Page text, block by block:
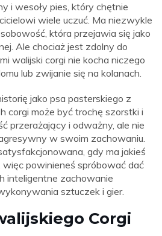
i wesoły pies, który chętnie
wiele uczuć. Ma niezwykle
która przejawia się jako
Ale chociaż jest zdolny do
walijski corgi nie kocha niczego
lub zwijanie się na kolanach.
jako psa pasterskiego z
corgi może być trochę szorstki i
przerażający i odważny, ale nie
w swoim zachowaniu.
gdy ma jakieś
powinieneś spróbować dać
inteligentne zachowanie
sztuczek i gier.
Corgi